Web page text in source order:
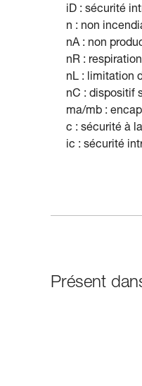
iD : sécurité
n : non
nA : non
nR :
nL : limitation
nC : dispositif
ma/mb :
c : sécurité à
ic : sécurité
Présent